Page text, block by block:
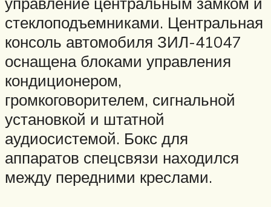
стеклоподъемниками. Центральная
консоль автомобиля ЗИЛ-41047
оснащена блоками управления
кондиционером,
громкоговорителем, сигнальной
установкой и штатной
аудиосистемой. Бокс для
аппаратов спецсвязи находился
между передними креслами.